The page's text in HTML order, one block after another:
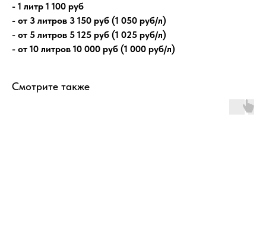
- 1 литр 1 100 руб
- от 3 литров 3 150 руб (1 050 руб/л)
- от 5 литров 5 125 руб (1 025 руб/л)
- от 10 литров 10 000 руб (1 000 руб/л)
Смотрите также